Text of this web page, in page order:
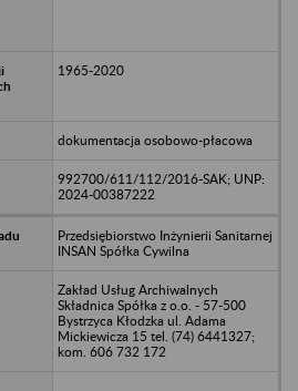
1965-2020
dokumentacja osobowo-płacowa
992700/611/112/2016-SAK; UNP:
2024-00387222
Przedsiębiorstwo Inżynierii Sanitarnej
INSAN Spółka Cywilna
Zakład Usług Archiwalnych
Składnica Spółka z o.o. - 57-500
Bystrzyca Kłodzka ul. Adama
Mickiewicza 15 tel. (74) 6441327;
kom. 606 732 172